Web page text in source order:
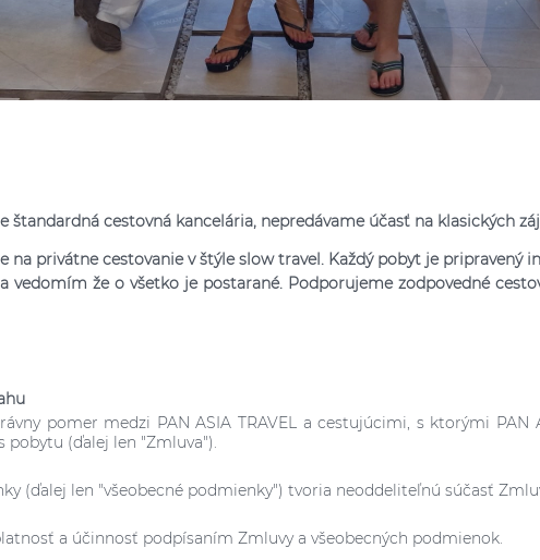
je štandardná cestovná kancelária, nepredávame účasť na klasických
na privátne cestovanie v štýle slow travel. Každý pobyt je pripravený
vedomím že o všetko je postarané. Podporujeme zodpovedné
pomer medzi PAN ASIA TRAVEL a cestujúcimi, s ktorými PAN
pobytu (ďalej len "Zmluva").
(ďalej len "všeobecné podmienky") tvoria neoddeliteľnú súčasť
a účinnosť podpísaním Zmluvy a všeobecných podmienok.